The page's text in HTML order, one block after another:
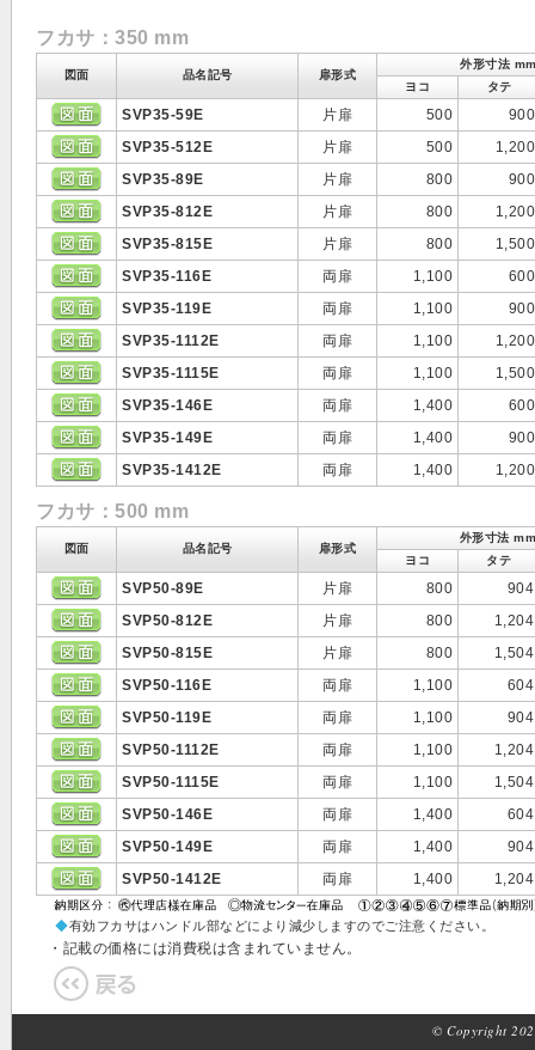
フカサ：350 mm
図面 品名記号 扉形式
外形寸法
ヨコ
タテ
SVP35-59E 片扉 500
900
SVP35-512E
片扉 500
1,200
SVP35-89E
片扉 800
900
SVP35-812E
片扉 800
1,200
SVP35-815E
片扉 800
1,500
SVP35-116E
両扉 1,100
600
SVP35-119E
両扉 1,100
900
SVP35-1112E
両扉 1,100
1,200
SVP35-1115E
両扉 1,100
1,500
SVP35-146E
両扉 1,400
600
SVP35-149E
両扉 1,400
900
SVP35-1412E
両扉 1,400 1,200
フカサ：500 mm
図面 品名記号 扉形式
外形寸法
ヨコ
タテ
SVP50-89E 片扉 800
904
SVP50-812E
片扉 800
1,204
SVP50-815E
片扉 800
1,504
SVP50-116E
両扉 1,100
604
SVP50-119E
両扉 1,100
904
SVP50-1112E
両扉 1,100
1,204
SVP50-1115E
両扉 1,100
1,504
SVP50-146E
両扉 1,400
604
SVP50-149E
両扉 1,400
904
SVP50-1412E
両扉 1,400 1,204
◆有効フカサはハンドル部などにより減少しますのでご注意ください。
・記載の価格には消費税は含まれていません。
© Copyright